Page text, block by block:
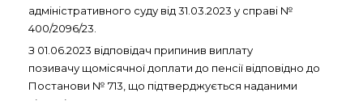
адміністративного суду від 31.03.2023 у справі №
400/2096/23.
З 01.06.2023 відповідач припинив виплату
позивачу щомісячної доплати до пенсії відповідно до
Постанови № 713, що підтверджується наданими